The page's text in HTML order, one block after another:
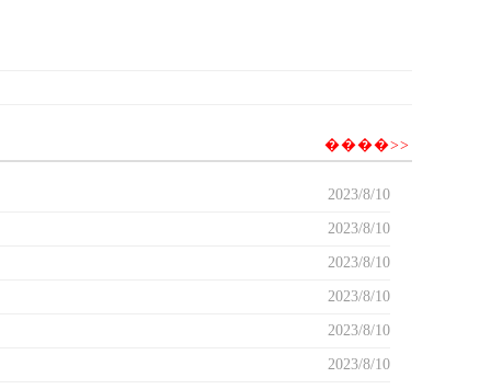
����>>
2023/8/10
2023/8/10
2023/8/10
2023/8/10
2023/8/10
2023/8/10